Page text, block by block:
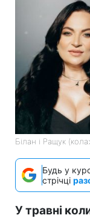
Білан і Ращук
Будь у
стрічці
У травні